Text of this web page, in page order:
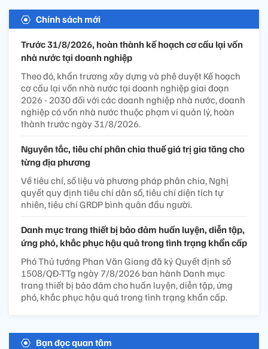
Chính sách mới
Trước 31/8/2026, hoàn thành kế hoạch cơ cấu lại vốn
nhà nước tại doanh nghiệp
Theo đó, khẩn trương xây dựng và phê duyệt Kế hoạch
cơ cấu lại vốn nhà nước tại doanh nghiệp giai đoạn
2026 - 2030 đối với các doanh nghiệp nhà nước, doanh
nghiệp có vốn nhà nước thuộc phạm vi quản lý, hoàn
thành trước ngày 31/8/2026.
Nguyên tắc, tiêu chí phân chia thuế giá trị gia tăng cho
từng địa phương
Về tiêu chí, số liệu và phương pháp phân chia, Nghị
quyết quy định tiêu chí dân số, tiêu chí diện tích tự
nhiên, tiêu chí GRDP bình quân đầu người.
Danh mục trang thiết bị bảo đảm huấn luyện, diễn tập,
ứng phó, khắc phục hậu quả trong tình trạng khẩn cấp
Phó Thủ tướng Phan Văn Giang đã ký Quyết định số
1508/QĐ-TTg ngày 7/8/2026 ban hành Danh mục
trang thiết bị bảo đảm cho huấn luyện, diễn tập, ứng
phó, khắc phục hậu quả trong tình trạng khẩn cấp.
Bạn đọc quan tâm